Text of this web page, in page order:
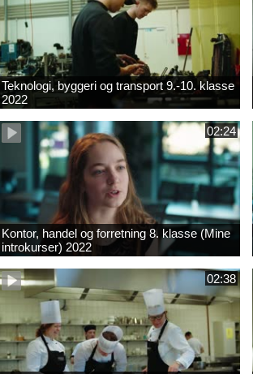
Teknologi, byggeri og transport 9.-10. klasse
2022
02:24
Kontor, handel og forretning 8. klasse (Mine
introkurser) 2022
02:38